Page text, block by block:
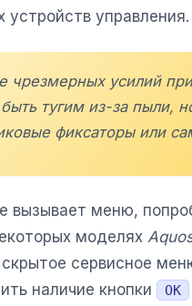
управления.
чрезмерных усилий
тугим из-за пыли,
фиксаторы или
вызывает меню,
моделях
сервисное
наличие кнопки
OK